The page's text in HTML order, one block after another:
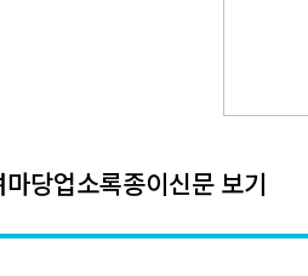
마당업소록종이신문 보기